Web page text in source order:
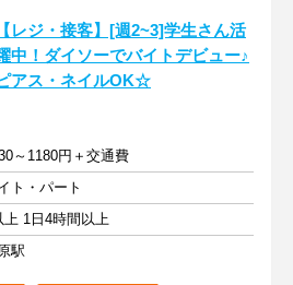
【レジ・接客】[週2~3]学生さん活
中！ダイソーでバイトデビュー♪
アス・ネイルOK☆
～1180円＋交通費
ト・パート
上 1日4時間以上
駅